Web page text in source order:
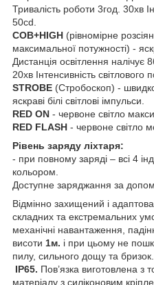
Тривалість роботи 3год. 30хв
50cd.
COB+HIGH (рівномірне
максимальної потужності) -
Дистанція освітлення налічує
20хв Інтенсивність світлового
STROBE (Стробоскоп) -
яскраві білі світлові імпульси.
RED ON - червоне світло
RED FLASH - червоне світло
Рівень заряду ліхтаря:
- при повному заряді – всі 4
кольором.
Доступне заряджання за
Відмінно захищений і
складних та екстремальних
механічні навантаження,
висоти 1м. і при цьому не
пилу, сильного дощу та
IP65. Пов’язка виготовлена з
матеріалу з силіконовим